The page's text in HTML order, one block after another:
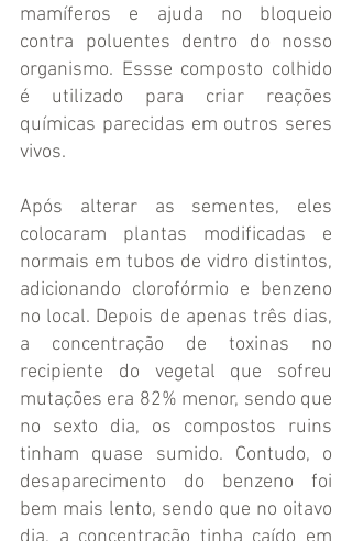
mamíferos e ajuda no bloqueio
contra poluentes dentro do nosso
organismo. Essse composto colhido
é utilizado para criar reações
químicas parecidas em outros seres
vivos.
Após alterar as sementes, eles
colocaram plantas modificadas e
normais em tubos de vidro distintos,
adicionando clorofórmio e benzeno
no local. Depois de apenas três dias,
a concentração de toxinas no
recipiente do vegetal que sofreu
mutações era 82% menor, sendo que
no sexto dia, os compostos ruins
tinham quase sumido. Contudo, o
desaparecimento do benzeno foi
bem mais lento, sendo que no oitavo